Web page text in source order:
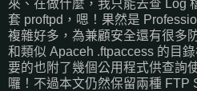
來、在做什麼，我只能去查 Log
套 proftpd，嗯！果然是
複雜好多，為兼顧安全還有很多
和類似 Apaceh .ftpaccess 的目
要的也附了幾個公用程式供查詢
囉！不過本文仍然保留兩種 FTP